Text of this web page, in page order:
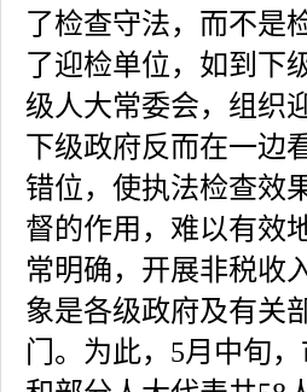
了检查守法，而不是
了迎检单位，如到下
级人大常委会，组织
下级政府反而在一边
错位，使执法检查效
督的作用，难以有效
常明确，开展非税收
象是各级政府及有关
门。为此，5月中旬